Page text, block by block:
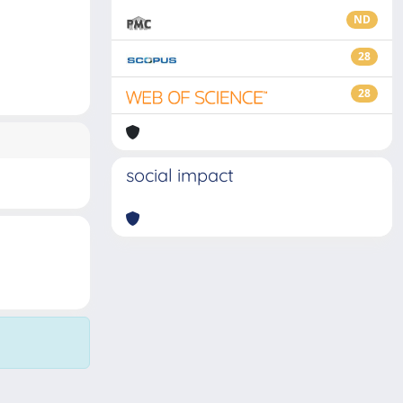
ND
28
28
social impact